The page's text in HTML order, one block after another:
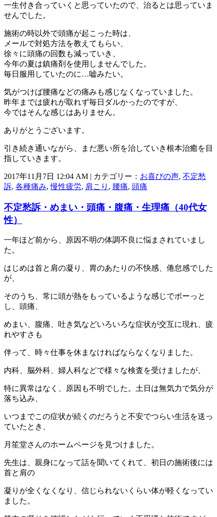
一生付き合っていくと思っていたので、治るとは思っていま
せんでした。
施術の時以外で頭痛が起こった時は、
メールで対処方法を教えてもらい、
徐々に頭痛の回数も減っていき、
今年の夏は鎮痛剤を使用しませんでした。
毎日服用していたのに…嘘みたい。
気がつけば腰痛などの痛みも感じなくなっていました。
昨年までは疲れが取れず毎日ダルかったのですが、
今ではそんな感じはありません。
ありがとうございます。
引き続き通いながら、まだ悪い所を治していき根本治癒を目
指していきます。
2017年11月7日 12:04 AM | カテゴリー： お喜びの声, 不定愁
訴, 各種痛み,慢性疲労, 肩こり , 腰痛, 頭痛
不定愁訴・めまい・頭痛・腹痛・生理痛（40代女
性）
一年ほど前から、原因不明の体調不良に悩まされていまし
た。
はじめは首と肩の凝り、胃のあたりの不快感、倦怠感でした
が、
そのうち、常に頭が熱をもっているような感じでボーっと
し、頭痛、
めまい、腹痛、吐き気などいろいろな症状が交互に現れ、疲
れやすさも
伴って、時々仕事を休まなければならなくなりました。
内科、脳外科、婦人科などで様々な検査を受けましたが、
特に異常はなく、原因も不明でした。土日は無気力で気分が
落ち込み、
いつまでこの症状が続くのだろうと不安でつらい生活を送っ
ていたとき、
月笙堂さんのホームページを見つけました。
先生は、親身になって話を聞いてくれて、初日の施術後には
首と肩の
凝りが全くなくなり、信じられないくらい体が軽くなってい
ました。